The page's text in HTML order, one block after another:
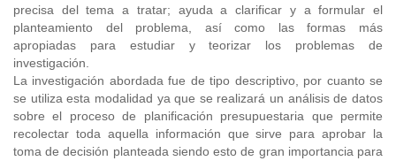
precisa del tema a tratar; ayuda a clarificar y a formular el
planteamiento del problema, así como las formas más
apropiadas para estudiar y teorizar los problemas de
investigación.
La investigación abordada fue de tipo descriptivo, por cuanto se
se utiliza esta modalidad ya que se realizará un análisis de datos
sobre el proceso de planificación presupuestaria que permite
recolectar toda aquella información que sirve para aprobar la
toma de decisión planteada siendo esto de gran importancia para